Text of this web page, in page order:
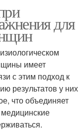
для
имеет
с этим подход к
результатов у них
что объединяет